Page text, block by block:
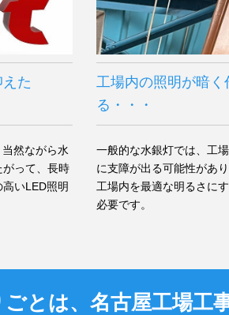
た
然ながら水
って、長時
いLED照明
工場内の照明が暗
る・・・
一般的な水銀灯では、工
に支障が出る可能性があ
工場内を最適な明るさに
必要です。
とは、名古屋工場工